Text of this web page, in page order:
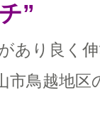
”
あり良く
市鳥越地区